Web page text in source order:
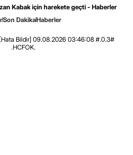
Kabak için harekete geçti - Haberler
Son DakikaHaberler
[Hata Bildir] 09.08.2026 03:46:08 #.0.3#
.HCFOK.